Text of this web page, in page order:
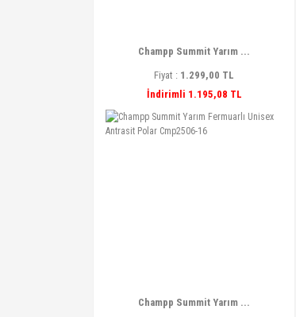
Champp Summit Yarım ...
Fiyat : 1.299,00 TL
İndirimli 1.195,08 TL
Champp Summit Yarım ...